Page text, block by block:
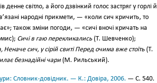
денне світло, а його дзвінкий голос застряг у горлі й
народні прикмети, — «коли сич кричить, то
також зміни погоди, — «сичі вночі кричать на
Сичі в гаю перекликались (Т. Шевченко);
сич, у сірій свиті Перед очима вже стоїть (Т.
безнадійні чари (М. Рильський).
Словник-довідник. — К.: Довіра, 2006. — С. 540.